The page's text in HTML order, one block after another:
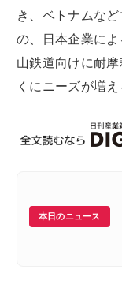
き、ベトナムな
の、日本企業に
山鉄道向けに耐
くにニーズが増
本日のニュース